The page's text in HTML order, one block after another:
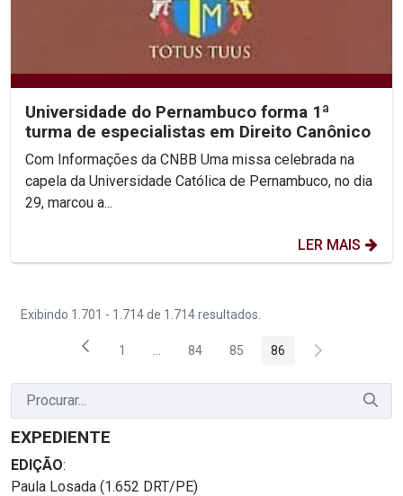
Universidade do Pernambuco forma 1ª
turma de especialistas em Direito Canônico
Com Informações da CNBB Uma missa celebrada na
capela da Universidade Católica de Pernambuco, no dia
29, marcou a...
LER MAIS
Exibindo 1.701 - 1.714 de 1.714 resultados.
Página
1 Páginas intermediárias Usar ABA para
Página
84 Página
85 Página
86
EXPEDIENTE
EDIÇÃO:
Paula Losada (1.652 DRT/PE)